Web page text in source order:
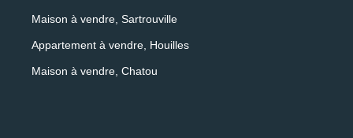
Maison à vendre, Sartrouville
Appartement à vendre, Houilles
Maison à vendre, Chatou